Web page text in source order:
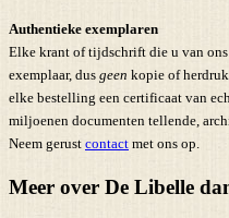
Authentieke exemplaren
Elke krant of tijdschrift die u van
exemplaar, dus geen kopie of
elke bestelling een certificaat van
miljoenen documenten tellende,
Neem gerust contact met ons op.
Meer over De Libelle